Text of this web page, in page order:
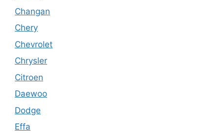
Changan
Chery
Chevrolet
Chrysler
Citroen
Daewoo
Dodge
Effa